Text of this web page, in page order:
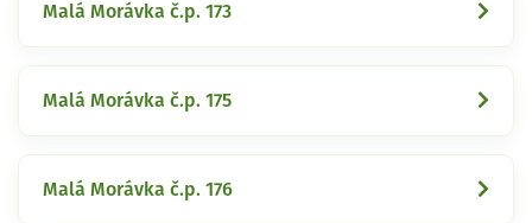
Malá Morávka č.p. 173
Malá Morávka č.p. 175
Malá Morávka č.p. 176